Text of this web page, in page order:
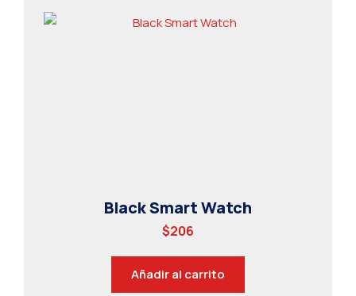
Black Smart Watch
$206
Añadir al carrito